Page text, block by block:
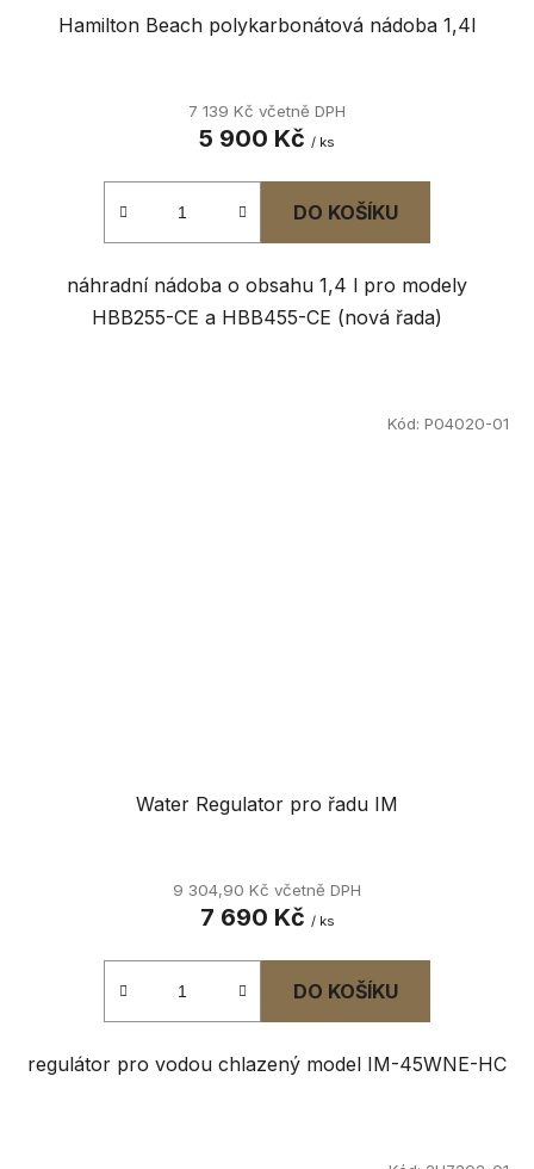
Hamilton Beach polykarbonátová nádoba 1,4l
7 139 Kč včetně DPH
5 900 Kč / ks
DO KOŠÍKU
náhradní nádoba o obsahu 1,4 l pro modely
HBB255-CE a HBB455-CE (nová řada)
Water Regulator pro řadu IM
9 304,90 Kč včetně DPH
7 690 Kč / ks
DO KOŠÍKU
regulátor pro vodou chlazený model IM-45WNE-HC
Kód: P04020-01